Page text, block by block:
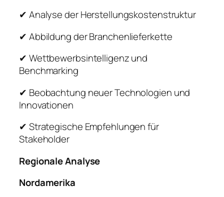
✔ Analyse der Herstellungskostenstruktur
✔ Abbildung der Branchenlieferkette
✔ Wettbewerbsintelligenz und
Benchmarking
✔ Beobachtung neuer Technologien und
Innovationen
✔ Strategische Empfehlungen für
Stakeholder
Regionale Analyse
Nordamerika